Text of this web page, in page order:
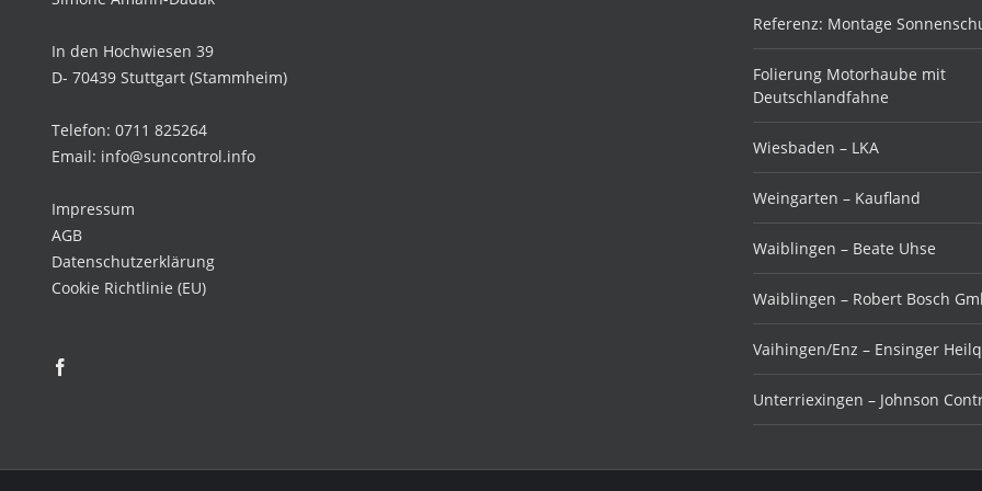
In den Hochwiesen 39
D- 70439 Stuttgart (Stammheim)
Telefon: 0711 825264
Email: info@suncontrol.info
Impressum
AGB
Datenschutzerklärung
Cookie Richtlinie (EU)
Referenz: Montage
Folierung Motorhaube mit
Deutschlandfahne
Wiesbaden – LKA
Weingarten – Kaufland
Waiblingen – Beate Uhse
Waiblingen – Robert Bosch
Vaihingen/Enz – Ensinger
Unterriexingen – Johnson